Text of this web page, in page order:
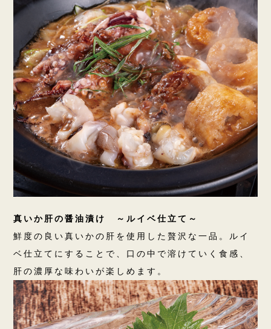
真いか肝の醤油漬け ～ルイベ仕立て～
鮮度の良い真いかの肝を使用した贅沢な一品。ルイ
ベ仕立てにすることで、口の中で溶けていく食感、
肝の濃厚な味わいが楽しめます。